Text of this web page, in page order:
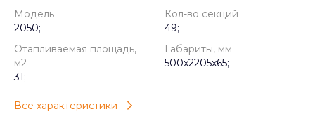
Модель
2050;
Кол-во секций
49;
Отапливаемая площадь,
м2
31;
Габариты, мм
500x2205x65;
Все характеристики